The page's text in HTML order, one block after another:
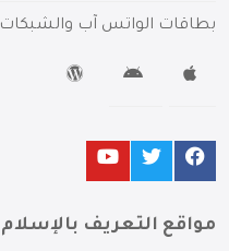
بطاقات الواتس آب والشبكات
مواقع التعريف بالإسلام